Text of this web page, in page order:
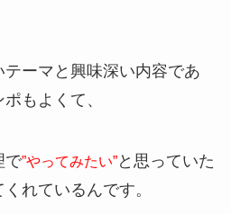
ーマと興味深い内容であ
もよくて、
で”やってみたい”と思っていた
れているんです。